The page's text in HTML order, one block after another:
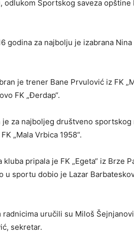
Sportskog saveza opštine
godina za najbolju je izabrana
je trener Bane Prvulović iz FK
FK „Đerdap“.
je za najboljeg društveno
„Mala Vrbica 1958“.
pripala je FK „Egeta“ iz Brze
u sportu dobio je Lazar
uručili su Miloš
sekretar.